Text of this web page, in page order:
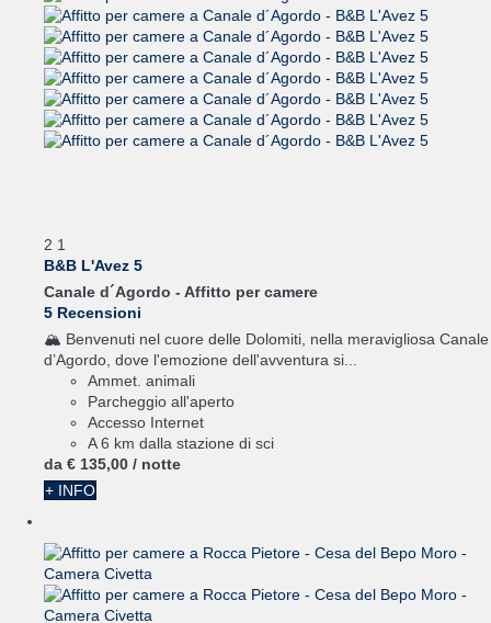
2 1
B&B L'Avez 5
Canale d´Agordo - Affitto per camere
5 Recensioni
🏔️ Benvenuti nel cuore delle Dolomiti, nella meravigliosa Canale
d’Agordo, dove l'emozione dell'avventura si...
Ammet. animali
Parcheggio all'aperto
Accesso Internet
A 6 km dalla stazione di sci
da € 135,00 / notte
+ INFO